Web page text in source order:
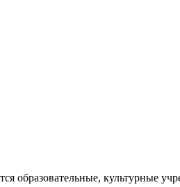
образовательные, культурные